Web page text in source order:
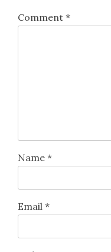
Comment *
Name *
Email *